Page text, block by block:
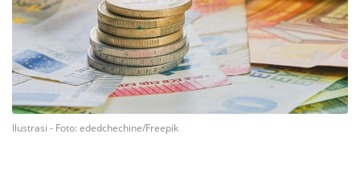
Ilustrasi - Foto: ededchechine/Freepik